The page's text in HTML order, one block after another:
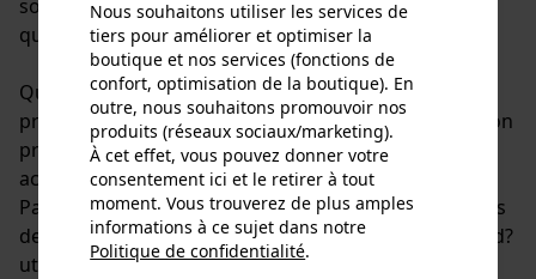
solide et une grande résistance dans une utilisation
quotidienne.
Qu?il s?agisse d?outils, d?accessoires ou d?aides
pratiques pour un usage professionnel ou privé, Bison
propose des solutions bien pensées avec un fort
accent sur la fonctionnalité et la longévité.
Particulièrement en forêt et pour les travaux intensifs
de jardinage, les utilisateurs apprécient la simplicité d?
utilisation et la qualité résistante.
Nous souhaitons utiliser les services de
tiers pour améliorer et optimiser la
boutique et nos services (fonctions de
confort, optimisation de la boutique). En
outre, nous souhaitons promouvoir nos
produits (réseaux sociaux/marketing).
À cet effet, vous pouvez donner votre
consentement ici et le retirer à tout
moment. Vous trouverez de plus amples
informations à ce sujet dans notre
Politique de confidentialité.
partager